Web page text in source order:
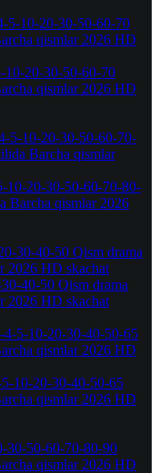
10-20-30-50-60-70
qismlar 2026 HD
10-20-30-50-60-70-80-
Barcha qismlar 2026
40-50 Qism drama
2026 HD skachat
10-20-30-40-50-65
qismlar 2026 HD